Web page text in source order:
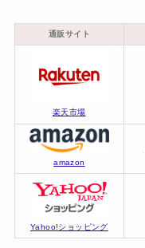
通販サイト
楽天市場
amazon
Yahoo!ショッピング